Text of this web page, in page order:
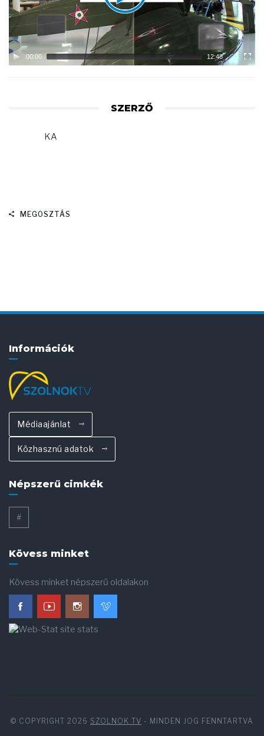
00:00 12:48
SZERZŐ
KA
MEGOSZTÁS
Információk
Médiaajánlat
Közhasznú adatok
Népszerű cimkék
#
Kövess minket
Kövess minket népszerű oldalakon
© COPYRIGHT 2026 SZOLNOK TV - MINDEN JOG FENNTARTVA